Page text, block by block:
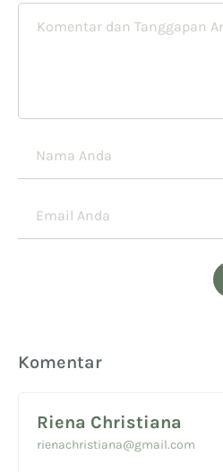
Komentar
Riena Christiana
rienachristiana@gmail.com